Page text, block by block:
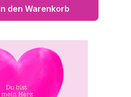
den Warenkorb